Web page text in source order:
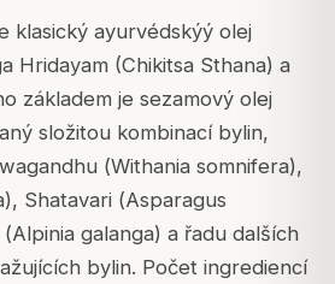
klasický ayurvédskýý olej
Hridayam (Chikitsa Sthana) a
základem je sezamový olej
složitou kombinací bylin,
(Withania somnifera),
), Shatavari (Asparagus
(Alpinia galanga) a řadu dalších
bylin. Počet ingrediencí